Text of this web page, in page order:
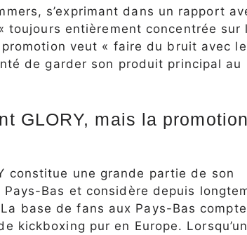
s’exprimant dans un rapport
toujours entièrement concentrée sur
veut « faire du bruit avec le
de garder son produit principal au
GLORY, mais la promotion
constitue une grande partie de son
Bas et considère depuis
base de fans aux Pays-Bas
kickboxing pur en Europe.